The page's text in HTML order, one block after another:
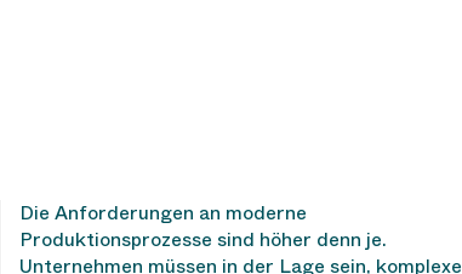
Die Anforderungen an moderne
Produktionsprozesse sind höher denn je.
Unternehmen müssen in der Lage sein, komplexe